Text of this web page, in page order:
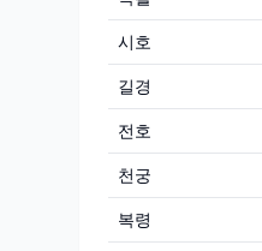
시호
길경
전호
천궁
복령